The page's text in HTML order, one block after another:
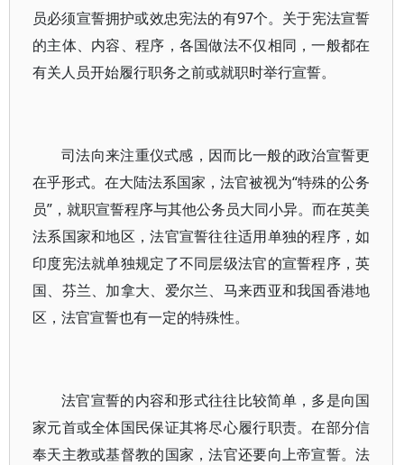
员必须宣誓拥护或效忠宪法的有97个。关于宪法宣誓
的主体、内容、程序，各国做法不仅相同，一般都在
有关人员开始履行职务之前或就职时举行宣誓。
司法向来注重仪式感，因而比一般的政治宣誓更
在乎形式。在大陆法系国家，法官被视为“特殊的公务
员”，就职宣誓程序与其他公务员大同小异。而在英美
法系国家和地区，法官宣誓往往适用单独的程序，如
印度宪法就单独规定了不同层级法官的宣誓程序，英
国、芬兰、加拿大、爱尔兰、马来西亚和我国香港地
区，法官宣誓也有一定的特殊性。
法官宣誓的内容和形式往往比较简单，多是向国
家元首或全体国民保证其将尽心履行职责。在部分信
奉天主教或基督教的国家，法官还要向上帝宣誓。法